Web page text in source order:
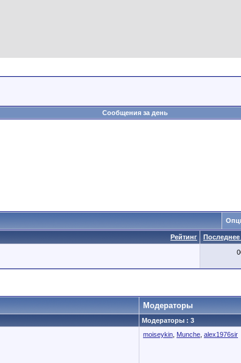
Сообщения за день
Рейтинг
Модераторы
Модераторы : 3
moiseykin Munche alex1976sir